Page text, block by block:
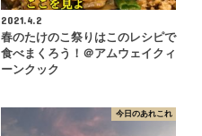
2021.4.2
春のたけのこ祭りはこのレシピで
食べまくろう！＠アムウェイクィ
ーンクック
今日のあれこれ